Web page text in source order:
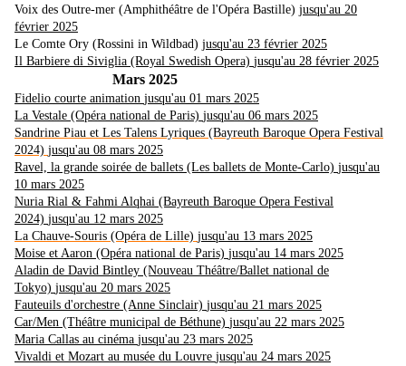
Voix des Outre-mer (Amphithéâtre de l'Opéra Bastille) jusqu'au 20
février 2025
Le Comte Ory (Rossini in Wildbad) jusqu'au 23 février 2025
Il Barbiere di Siviglia (Royal Swedish Opera) jusqu'au 28 février 2025
Mars 2025
Fidelio courte animation jusqu'au 01 mars 2025
La Vestale (Opéra national de Paris) jusqu'au 06 mars 2025
Sandrine Piau et Les Talens Lyriques (Bayreuth Baroque Opera Festival
2024) jusqu'au 08 mars 2025
Ravel, la grande soirée de ballets (Les ballets de Monte-Carlo) jusqu'au
10 mars 2025
Nuria Rial & Fahmi Alqhai (Bayreuth Baroque Opera Festival
2024) jusqu'au 12 mars 2025
La Chauve-Souris (Opéra de Lille) jusqu'au 13 mars 2025
Moise et Aaron (Opéra national de Paris) jusqu'au 14 mars 2025
Aladin de David Bintley (Nouveau Théâtre/Ballet national de
Tokyo) jusqu'au 20 mars 2025
Fauteuils d'orchestre (Anne Sinclair) jusqu'au 21 mars 2025
Car/Men (Théâtre municipal de Béthune) jusqu'au 22 mars 2025
Maria Callas au cinéma jusqu'au 23 mars 2025
Vivaldi et Mozart au musée du Louvre jusqu'au 24 mars 2025